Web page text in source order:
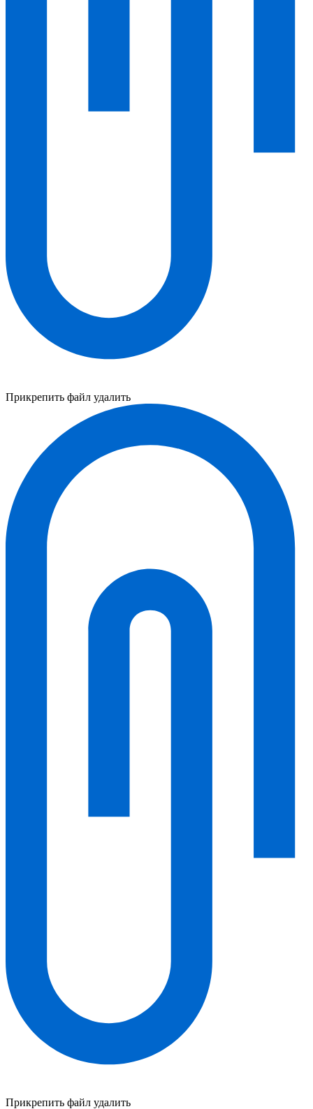
Прикрепить файл удалить
Прикрепить файл удалить